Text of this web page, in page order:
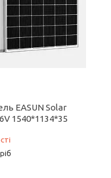
EASUN Solar
1540*1134*35